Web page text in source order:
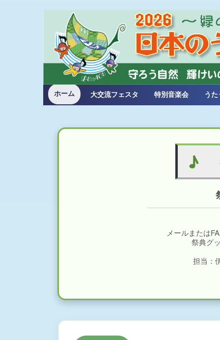
ホーム 大交流フェスタ 特別音楽会 う
♪
メールまたは
祭典グ
担当：